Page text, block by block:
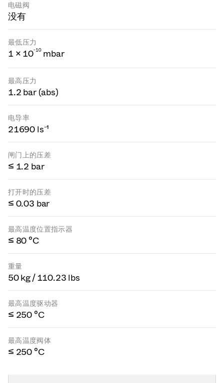
电磁阀
没有
最低压力
1 × 10-10mbar
最高压力
1.2 bar (abs)
电导率
21690 ls⁻¹
闸门上的压差
≤ 1.2 bar
打开时的压差
≤ 0.03 bar
最高温度位置指示器
≤ 80 °C
重量
50 kg / 110.23 lbs
最高温度驱动器
≤ 250 °C
最高温度阀体
≤ 250 °C